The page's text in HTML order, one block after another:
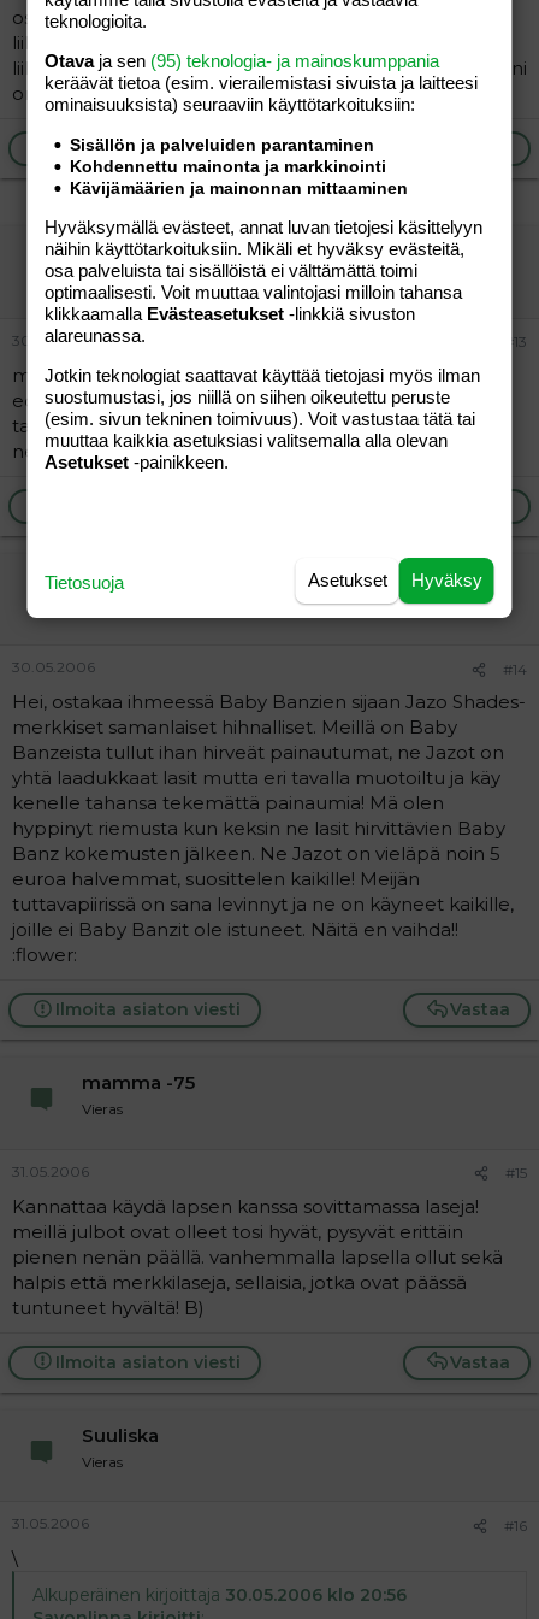
ostaan buntzeja. En vaan löytäny lahdesta oikeeta
liikettä. Sen siitä saa kun kulkee silmät varpaissa, oikee
liike oli korttelin päässä. No tää oli mun tapauksessa onni
onnettomuudessa! B)
Ilmoita asiaton viesti
hopo harmailee
Vieras
30.05.2006 #13
meillä sama ongelma babybanzien kanssa kuin
edellisellä. 9 kk ikäiselle neidille ostettiin lasit jotka
tarkoitettu 0-2 vuotiaalle ja armottomat painaumat
nenän kupeessa sekä korvien takana!!!!!!!!!
Savonlinna
30.05.2006 #14
Hei, ostakaa ihmeessä Baby Banzien sijaan Jazo Shades-
merkkiset samanlaiset hihnalliset. Meillä on Baby
Banzeista tullut ihan hirveät painautumat, ne Jazot on
yhtä laadukkaat lasit mutta eri tavalla muotoiltu ja käy
kenelle tahansa tekemättä painaumia! Mä olen
hyppinyt riemusta kun keksin ne lasit hirvittävien Baby
Banz kokemusten jälkeen. Ne Jazot on vieläpä noin 5
euroa halvemmat, suosittelen kaikille! Meijän
tuttavapiirissä on sana levinnyt ja ne on käyneet kaikille,
joille ei Baby Banzit ole istuneet. Näitä en vaihda!!
:flower:
Vastaa
Ilmoita asiaton viesti
mamma -75
Vieras
31.05.2006 #15
Kannattaa käydä lapsen kanssa sovittamassa laseja!
meillä julbot ovat olleet tosi hyvät, pysyvät erittäin
pienen nenän päällä. vanhemmalla lapsella ollut sekä
halpis että merkkilaseja, sellaisia, jotka ovat päässä
tuntuneet hyvältä! B)
Vastaa
Ilmoita asiaton viesti
Suuliska
Vieras
31.05.2006 #16
\
Alkuperäinen kirjoittaja 30.05.2006 klo 20:56
teknologioita.
Otavaja sen (95) teknologia- ja mainoskumppania
keräävät tietoa (esim. vierailemis­tasi sivuista ja laitteesi
ominaisuuk­sista) seuraaviin käyttötarkoituksiin:
Sisällön ja palveluiden parantaminen
Kohdennettu mainonta ja markkinointi
Kävijämäärien ja mainonnan mittaaminen
Hyväksymällä evästeet, annat luvan tietojesi käsittelyyn
näihin käyttötarkoituksiin. Mikäli et hyväksy evästeitä,
osa palveluista tai sisällöistä ei välttämättä toimi
optimaalisesti. Voit muuttaa valintojasi milloin tahansa
klikkaamalla Evästeasetukset -linkkiä sivuston
alareunassa.
Jotkin teknologiat saattavat käyttää tietojasi myös ilman
suostumustasi, jos niillä on siihen oikeutettu peruste
(esim. sivun tekninen toimivuus). Voit vastustaa tätä tai
muuttaa kaikkia asetuksiasi valitsemalla alla olevan
Asetukset -painikkeen.
Hyväksy
Asetukset
Tietosuoja